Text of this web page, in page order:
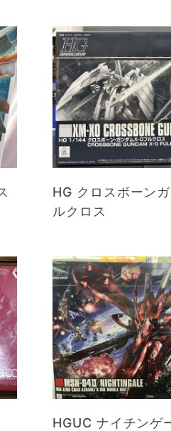
HG クロスボーン
ルクロス
HGUC ナイチンゲ